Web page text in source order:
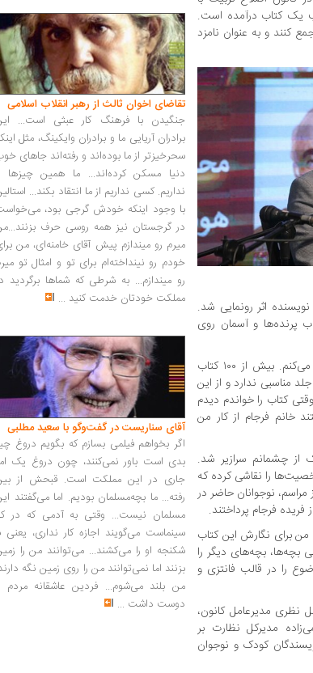
یک کتاب درآمده است.
کنند و به عنوان نامزد
اثر رونمایی شد.
پرنده‌ها و آسمان روی
بنی‌اسدی در این بخش گفت: سال‌هاست کم تصویرگری می‌کنم. بیش از ۱۰۰ کتاب
مناسبی ندارد و از این
کتاب را خواندم دیدم
خانم فرجام از کار من
از چشمانم سرازیر شد.
را نقاشی کرده که
نوجوانان حاضر در
فریده فرجام پرداختند.
برای نگارش این کتاب
بچه‌ها، بچه‌های دیگر را
را در قالب فانتزی و
مدیرعامل کانون،
مدیرکل نظارت بر
کودک و نوجوان
تقاضای اخوان ثالث از رهبر انقلاب اسلامی
جنگیدن با فرهنگ کار عبثی است...
برادران آریایی ما و برادران وایکینگ، مثل
سحرخیزتر از ما بوده‌اند و رفته‌اند جاهای
دنیا مسکن کرده‌اند... ما همین چیزها
نداریم. کسی نداریم از ما انتقاد بکند...
با وجود اینکه خودش گرجی بود،
در گرجستان نیز همه روسی حرف
میرم رو میندازم پیش آقای خامنه‌ای، من
خودم رو نینداخته‌ام برای تو و امثال تو
رو میندازم... به شرطی که شماها برگردید
مملکت خودتان خدمت کنید ...
آقای سناریست در گفت‌وگو با سعید مطلبی
اگر بخواهم فیلمی بسازم که بگویم دروغ
بدی است باور نمی‌کنند، چون دروغ یک
جاری در این مملکت است. قبحش از
رفته... ما بچه‌مسلمان بودیم. اما می‌گفتند
مسلمان نیست... وقتی به آدمی که در
سینماست می‌گویند اجازه کار نداری، یعنی
شکنجه او را می‌کشند... می‌توانند من را
بزنند اما نمی‌توانند من را روی زمین نگه
من بلند می‌شوم... فردین عاشقانه مردم
دوست داشت ...